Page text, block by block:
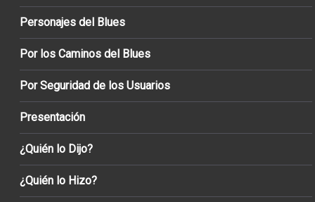
Personajes del Blues
Por los Caminos del Blues
Por Seguridad de los Usuarios
Presentación
¿Quién lo Dijo?
¿Quién lo Hizo?